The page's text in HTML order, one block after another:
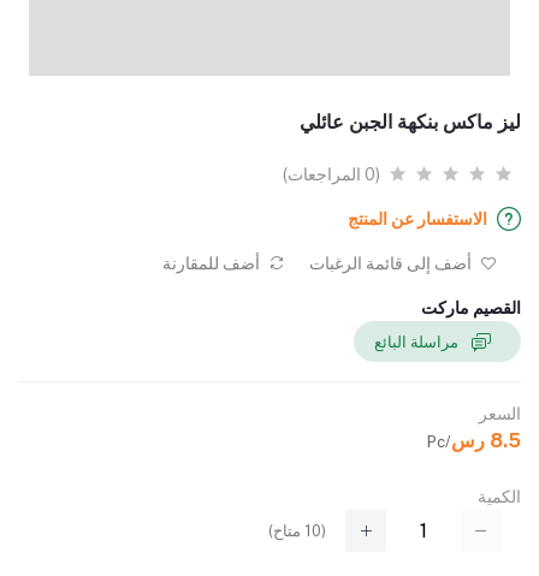
ليز ماكس بنكهة الجبن عائلي
(0 المراجعات)
الاستفسار عن المنتج
أضف إلى قائمة الرغبات أضف للمقارنة
القصيم ماركت
السعر
8.5 رس /Pc
الكمية
(
10 متاح)